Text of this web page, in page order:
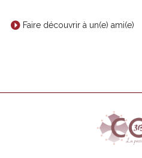
Faire découvrir à un(e) ami(e)